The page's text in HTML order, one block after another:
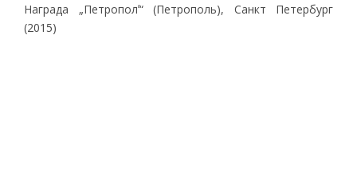
Награда „Петрополʼ“ (Петрополь), Санкт Петербург
(2015)